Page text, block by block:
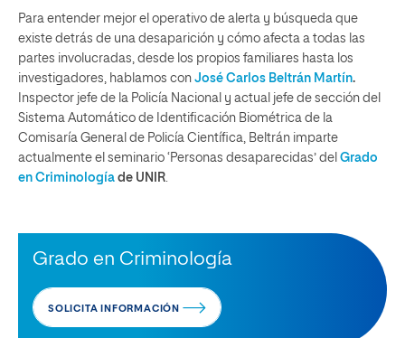
Para entender mejor el operativo de alerta y búsqueda que
existe detrás de una desaparición y cómo afecta a todas las
partes involucradas, desde los propios familiares hasta los
investigadores, hablamos con José Carlos Beltrán Martín.
Inspector jefe de la Policía Nacional y actual jefe de sección del
Sistema Automático de Identificación Biométrica de la
Comisaría General de Policía Científica, Beltrán imparte
actualmente el seminario ‘Personas desaparecidas’ del Grado
en Criminología de UNIR.
Grado en Criminología
SOLICITA INFORMACIÓN